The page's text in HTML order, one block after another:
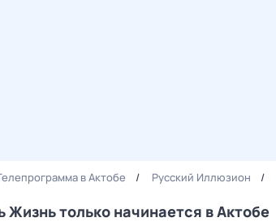
в Актобе Русский Иллюзион
Жизнь только начинается в Актобе